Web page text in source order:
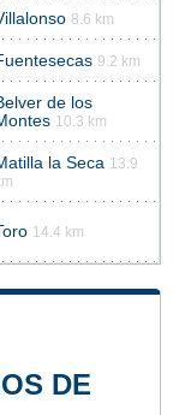
8.6 km
9.2 km
de los
10.3 km
la Seca 13.9
14.4 km
DE